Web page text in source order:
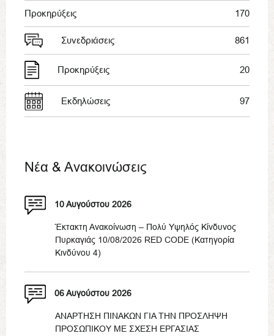
Προκηρύξεις 170
Συνεδριάσεις 861
Προκηρύξεις 20
Εκδηλώσεις 97
Νέα & Ανακοινώσεις
10 Αυγούστου 2026
Έκτακτη Ανακοίνωση – Πολύ Υψηλός Κίνδυνος
Πυρκαγιάς 10/08/2026 RED CODE (Κατηγορία
Κινδύνου 4)
06 Αυγούστου 2026
ΑΝΑΡΤΗΣΗ ΠΙΝΑΚΩΝ ΓΙΑ ΤΗΝ ΠΡΟΣΛΗΨΗ
ΠΡΟΣΩΠΙΚΟΥ ΜΕ ΣΧΕΣΗ ΕΡΓΑΣΙΑΣ